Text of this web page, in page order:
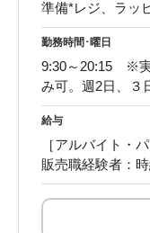
準備*レジ、ラッ
勤務時間･曜日
9:30～20:15 ※実
み可。週2日、３
給与
［アルバイト・
販売職経験者：